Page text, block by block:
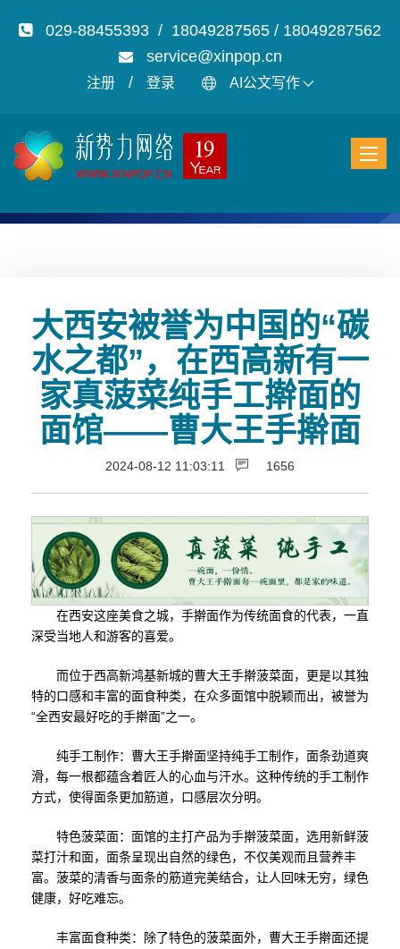
029-88455393 / 18049287565 / 18049287562
service@xinpop.cn
注册 / 登录 AI公文写作
大西安被誉为中国的“碳
水之都”，在西高新有一
家真菠菜纯手工擀面的
面馆——曹大王手擀面
2024-08-12 11:03:11 1656
在西安这座美食之城，手擀面作为传统面食的代表，一直
深受当地人和游客的喜爱。
而位于西高新鸿基新城的曹大王手擀菠菜面，更是以其独
特的口感和丰富的面食种类，在众多面馆中脱颖而出，被誉为
“全西安最好吃的手擀面”之一。
纯手工制作：曹大王手擀面坚持纯手工制作，面条劲道爽
滑，每一根都蕴含着匠人的心血与汗水。这种传统的手工制作
方式，使得面条更加筋道，口感层次分明。
特色菠菜面：面馆的主打产品为手擀菠菜面，选用新鲜菠
菜打汁和面，面条呈现出自然的绿色，不仅美观而且营养丰
富。菠菜的清香与面条的筋道完美结合，让人回味无穷，绿色
健康，好吃难忘。
丰富面食种类：除了特色的菠菜面外，曹大王手擀面还提